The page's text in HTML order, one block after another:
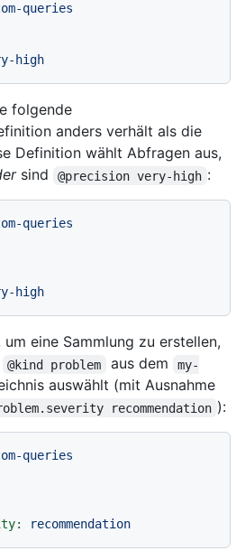
queries
high
folgende
anders verhält als die
Definition wählt Abfragen aus,
sind @precision very-high :
queries
high
eine Sammlung zu erstellen,
@kind problem aus dem
my-
auswählt (mit Ausnahme
recommendation ):
queries
recommendation